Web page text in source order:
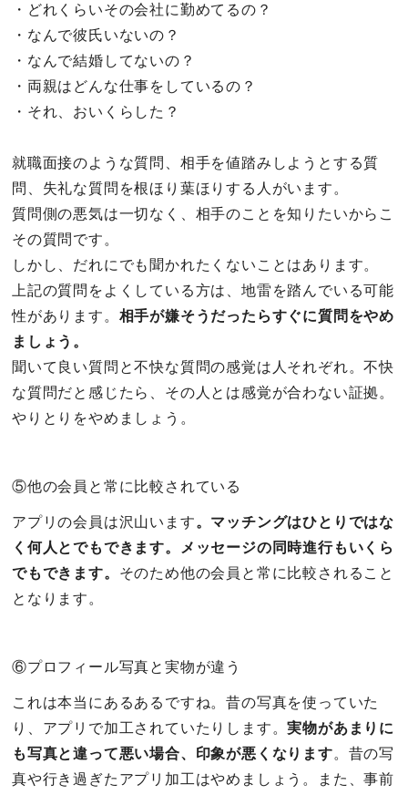
・どれくらいその会社に勤めてるの？
・なんで彼氏いないの？
・なんで結婚してないの？
・両親はどんな仕事をしているの？
・それ、おいくらした？
就職面接のような質問、相手を値踏みしようとする質
問、失礼な質問を根ほり葉ほりする人がいます。
質問側の悪気は一切なく、相手のことを知りたいからこ
その質問です。
しかし、だれにでも聞かれたくないことはあります。
上記の質問をよくしている方は、地雷を踏んでいる可能
性があります。 相手が嫌そうだったらすぐに質問をやめ
ましょう。
聞いて良い質問と不快な質問の感覚は人それぞれ。不快
な質問だと感じたら、その人とは感覚が合わない証拠。
やりとりをやめましょう。
⑤他の会員と常に比較されている
アプリの会員は沢山います。マッチングはひとりではな
く何人とでもできます。メッセージの同時進行もいくら
でもできます。 そのため他の会員と常に比較されること
となります。
⑥プロフィール写真と実物が違う
これは本当にあるあるですね。昔の写真を使っていた
り、アプリで加工されていたりします。実物があまりに
も写真と違って悪い場合、印象が悪くなります。昔の写
真や行き過ぎたアプリ加工はやめましょう。また、事前